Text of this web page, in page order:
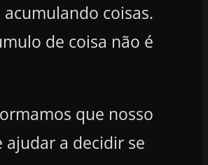
coisas.
de coisa não é
que nosso
ajudar a decidir se